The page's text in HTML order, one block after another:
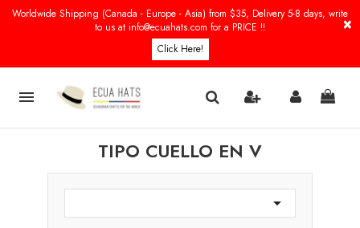
×
Worldwide Shipping (Canada - Europe - Asia) from $35, Delivery 5-8 days, write
to us at info@ecuahats.com for a PRICE !!
Click Here!

TIPO CUELLO EN V
